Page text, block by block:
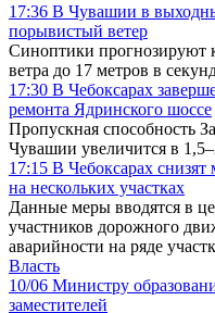
17:36 В Чувашии в
порывистый ветер
Синоптики прогнозируют
ветра до 17 метров в
17:30 В Чебоксарах
ремонта Ядринского шоссе
Пропускная способность
Чувашии увеличится в
17:15 В Чебоксарах
на нескольких участках
Данные меры вводятся в
участников дорожного
аварийности на ряде
Власть
10/06 Министру
заместителей